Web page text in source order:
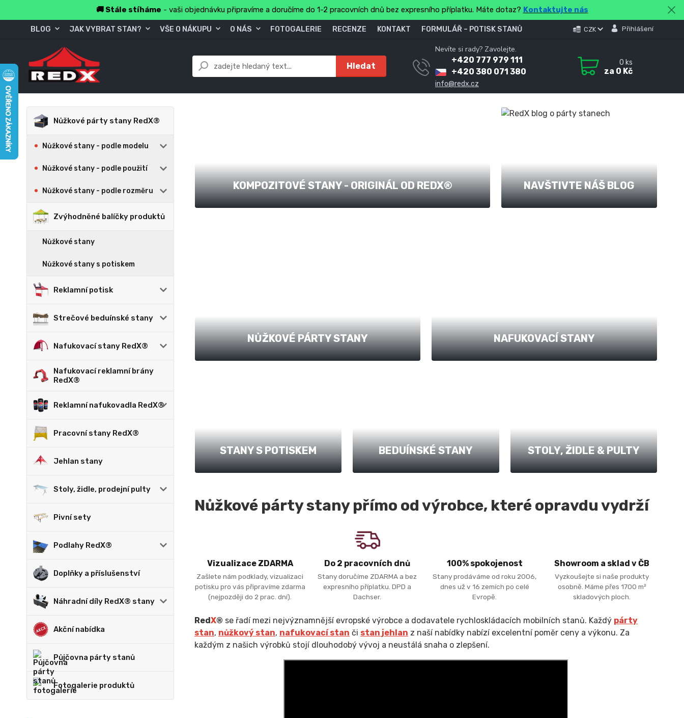
🚚 Stále stíháme - vaši objednávku připravíme a doručíme do 1-2 pracovních dnů bez expresního příplatku. Máte dotaz? Kontaktujte nás
BLOG JAK VYBRAT STAN? VŠE O NÁKUPU O NÁS FOTOGALERIE RECENZE KONTAKT FORMULÁŘ – POTISK STANŮ CZK Přihlášení
Hledat
Nevíte si rady? Zavolejte.
+420 777 979 111
+420 380 071 380
info@redx.cz
0 ks
za 0 Kč
Nůžkové párty stany RedX®
Nůžkové stany - podle modelu
Nůžkové stany - podle použití
Nůžkové stany - podle rozměru
Zvýhodněné balíčky produktů
Nůžkové stany
Nůžkové stany s potiskem
Reklamní potisk
Strečové beduínské stany
Nafukovací stany RedX®
Nafukovací reklamní brány
RedX®
Reklamní nafukovadla RedX®
Pracovní stany RedX®
Jehlan stany
Stoly, židle, prodejní pulty
Pivní sety
Podlahy RedX®
Doplňky a příslušenství
Náhradní díly RedX® stany
Akční nabídka
Půjčovna párty stanů
Fotogalerie produktů
Vizualizace ZDARMA
Zašlete nám podklady, vizualizaci
potisku pro vás připravíme zdarma
(nejpozději do 2 prac. dní).
Do 2 pracovních dnů
Stany doručíme ZDARMA a bez
expresního příplatku. DPD a
Dachser.
100% spokojenost
Stany prodáváme od roku 2006,
dnes už v 16 zemích po celé
Evropě.
Showroom a sklad v ČB
Vyzkoušejte si naše produkty
osobně. Máme přes 1700 m²
skladových ploch.
KOMPOZITOVÉ STANY - ORIGINÁL OD REDX® NAVŠTIVTE NÁŠ BLOG
NŮŽKOVÉ PÁRTY STANY NAFUKOVACÍ STANY
STANY S POTISKEM BEDUÍNSKÉ STANY STOLY, ŽIDLE & PULTY
Nůžkové párty stany přímo od výrobce, které opravdu vydrží
RedX® se řadí mezi nejvýznamnější evropské výrobce a dodavatele rychloskládacích mobilních stanů. Každý párty
stan, nůžkový stan, nafukovací stan či stan jehlan z naší nabídky nabízí excelentní poměr ceny a výkonu. Za
každým z našich výrobků stojí dlouhodobý vývoj a neustálá snaha o zlepšení.